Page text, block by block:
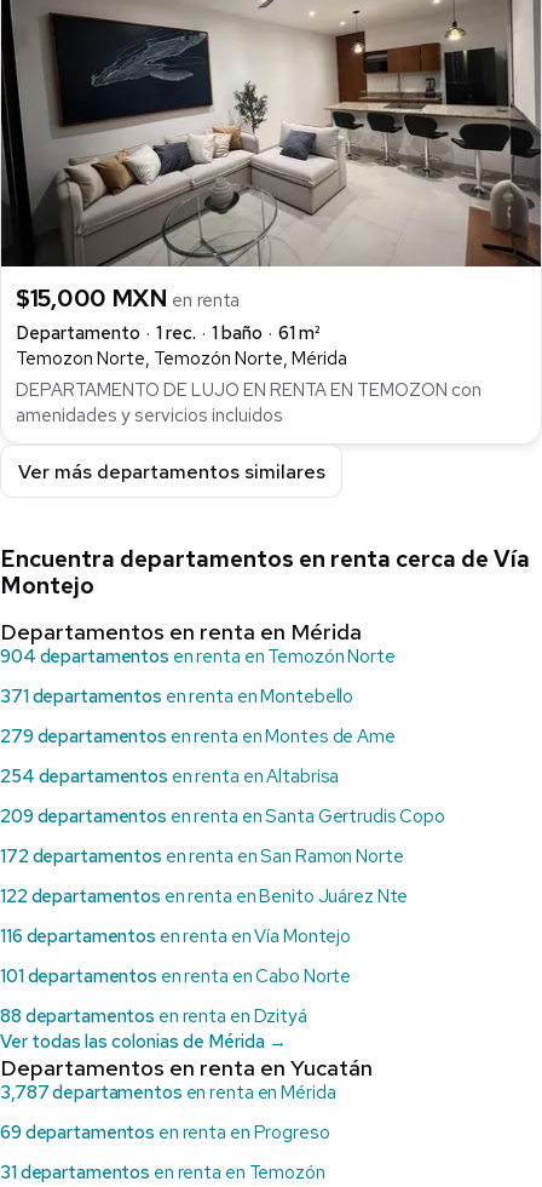
$15,000 MXN en renta
Departamento
1 rec. 1 baño
61 m²
Temozon Norte, Temozón Norte, Mérida
DEPARTAMENTO DE LUJO EN RENTA EN TEMOZON con
amenidades y servicios incluidos
Ver más departamentos similares
Encuentra departamentos en renta cerca de Vía
Montejo
Departamentos en renta en Mérida
904 departamentos en renta en Temozón Norte
371 departamentos en renta en Montebello
279 departamentos en renta en Montes de Ame
254 departamentos en renta en Altabrisa
209 departamentos en renta en Santa Gertrudis Copo
172 departamentos en renta en San Ramon Norte
122 departamentos en renta en Benito Juárez Nte
116 departamentos en renta en Vía Montejo
101 departamentos en renta en Cabo Norte
88 departamentos en renta en Dzityá
Ver todas las colonias de Mérida →
Departamentos en renta en Yucatán
3,787 departamentos en renta en Mérida
69 departamentos en renta en Progreso
31 departamentos en renta en Temozón